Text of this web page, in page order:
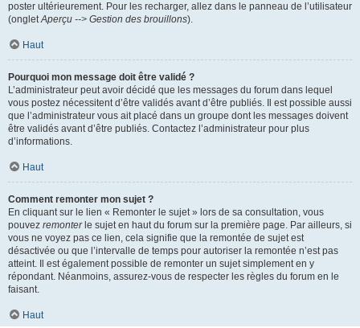
poster ultérieurement. Pour les recharger, allez dans le panneau de l’utilisateur
(ongletAperçu --> Gestion des brouillons).
Haut
Pourquoi mon message doit être validé ?
L’administrateur peut avoir décidé que les messages du forum dans lequel
vous postez nécessitent d’être validés avant d’être publiés. Il est possible aussi
que l’administrateur vous ait placé dans un groupe dont les messages doivent
être validés avant d’être publiés. Contactez l’administrateur pour plus
d’informations.
Haut
Comment remonter mon sujet ?
En cliquant sur le lien « Remonter le sujet » lors de sa consultation, vous
pouvez remonterle sujet en haut du forum sur la première page. Par ailleurs, si
vous ne voyez pas ce lien, cela signifie que la remontée de sujet est
désactivée ou que l’intervalle de temps pour autoriser la remontée n’est pas
atteint. Il est également possible de remonter un sujet simplement en y
répondant. Néanmoins, assurez-vous de respecter les règles du forum en le
faisant.
Haut